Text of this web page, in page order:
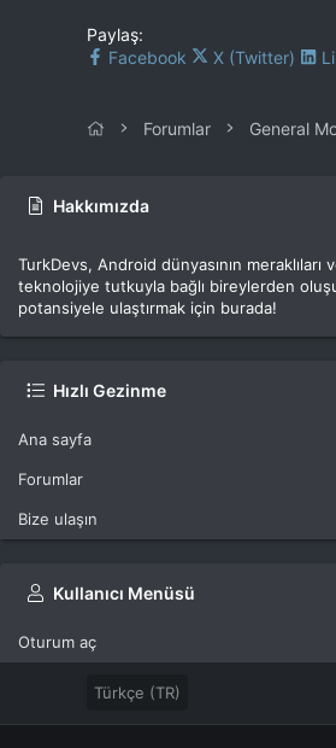
Paylaş:
Facebook
X (Twitter)
Forumlar General
Hakkımızda
TurkDevs, Android dünyasının
teknolojiye tutkuyla bağlı bireylerden
potansiyele ulaştırmak için burada!
Hızlı Gezinme
Ana sayfa
Forumlar
Bize ulaşın
Kullanıcı Menüsü
Oturum aç
Türkçe (TR)